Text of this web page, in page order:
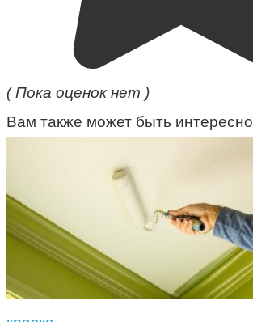
( Пока оценок нет )
Вам также может быть интересно